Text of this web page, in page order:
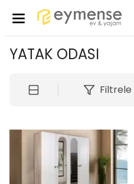
YATAK ODASI
Filtrele